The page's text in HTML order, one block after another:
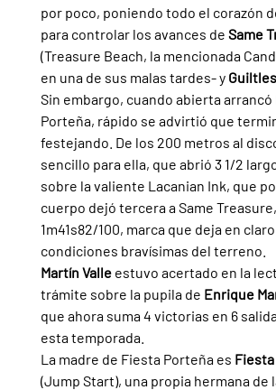
por poco, poniendo todo el corazón
para controlar los avances de Same
(Treasure Beach, la mencionada
en una de sus malas tardes- y
Sin embargo, cuando abierta
Porteña, rápido se advirtió que
festejando. De los 200 metros al
sencillo para ella, que abrió 3 1/2
sobre la valiente Lacanian Ink, que
cuerpo dejó tercera a Same
1m41s82/100, marca que deja en
condiciones bravísimas del terreno.
Martín Valle estuvo acertado en la
trámite sobre la pupila de Enrique
que ahora suma 4 victorias en 6
esta temporada.
La madre de Fiesta Porteña es
(Jump Start), una propia hermana de